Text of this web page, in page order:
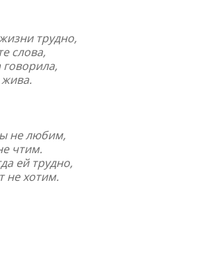
трудно,
слова,
не любим,
чтим.
ей трудно,
не хотим.